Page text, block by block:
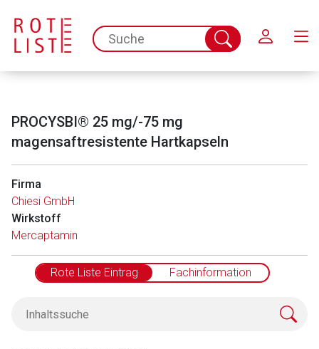
spc.search.input.placeholder
Suche
abschicken
PROCYSBI® 25 mg/-75 mg
magensaftresistente Hartkapseln
Firma
Chiesi GmbH
Wirkstoff
Mercaptamin
Rote Liste Eintrag Fachinformation